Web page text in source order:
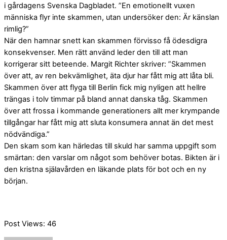
i gårdagens Svenska Dagbladet. ”En emotionellt vuxen
människa flyr inte skammen, utan undersöker den: Är känslan
rimlig?”
När den hamnar snett kan skammen förvisso få ödesdigra
konsekvenser. Men rätt använd leder den till att man
korrigerar sitt beteende. Margit Richter skriver: ”Skammen
över att, av ren bekvämlighet, äta djur har fått mig att låta bli.
Skammen över att flyga till Berlin fick mig nyligen att hellre
trängas i tolv timmar på bland annat danska tåg. Skammen
över att frossa i kommande generationers allt mer krympande
tillgångar har fått mig att sluta konsumera annat än det mest
nödvändiga.”
Den skam som kan härledas till skuld har samma uppgift som
smärtan: den varslar om något som behöver botas. Bikten är i
den kristna själavården en läkande plats för bot och en ny
början.
Post Views: 46